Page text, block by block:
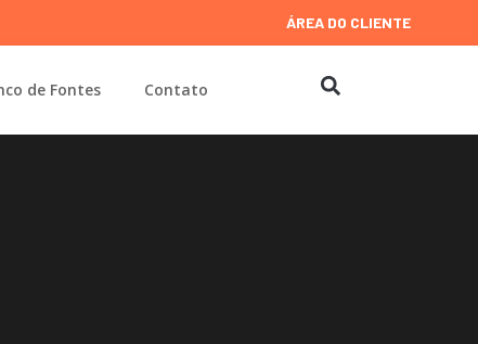
ÁREA DO CLIENTE
de Fontes Contato